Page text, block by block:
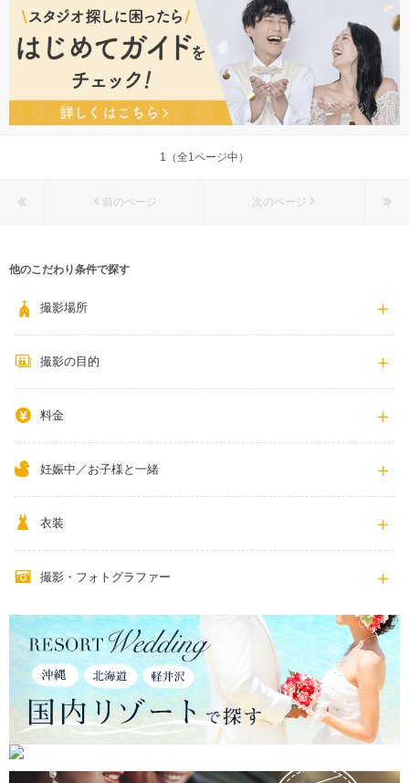
099-800-7123
1（全1ページ中）
前のページ 次のページ
他のこだわり条件で探す
撮影場所
撮影の目的
料金
妊娠中／お子様と一緒
衣装
撮影・フォトグラファー